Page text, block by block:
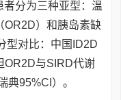
分为三种亚型：温
OR2D）和胰岛素缺
型对比：中国ID2D
OR2D与SIRD代谢
典95%CI）。